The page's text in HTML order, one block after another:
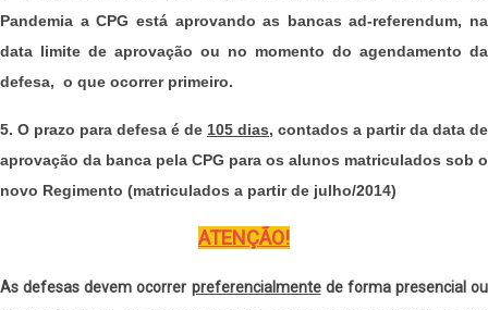
Pandemia a CPG está aprovando as bancas ad-referendum, na
data limite de aprovação ou no momento do agendamento da
defesa, o que ocorrer primeiro.
5. O prazo para defesa é de 105 dias, contados a partir da data de
aprovação da banca pela CPG para os alunos matriculados sob o
novo Regimento (matriculados a partir de julho/2014)
ATENÇÃO!
As defesas devem ocorrer preferencialmentede forma presencial ou